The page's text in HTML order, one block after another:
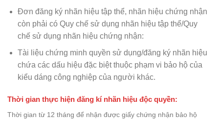
Đơn đăng ký nhãn hiệu tập thể, nhãn hiệu chứng nhận
còn phải có Quy chế sử dụng nhãn hiệu tập thể/Quy
chế sử dụng nhãn hiệu chứng nhận:
Tài liệu chứng minh quyền sử dụng/đăng ký nhãn hiệu
chứa các dấu hiệu đặc biệt thuộc phạm vi bảo hộ của
kiểu dáng công nghiệp của người khác.
Thời gian thực hiện đăng kí nhãn hiệu độc quyền:
Thời gian từ 12 tháng để nhận được giấy chứng nhận bảo hộ